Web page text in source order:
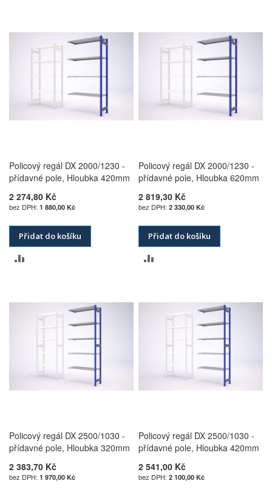
POROVNÁNÍ
POROVNÁNÍ
Policový regál DX 2000/1230 -
přídavné pole, Hloubka 420mm
2 274,80 Kč
1 880,00 Kč
Přidat do košíku
POROVNÁNÍ
Policový regál DX 2000/1230 -
přídavné pole, Hloubka 620mm
2 819,30 Kč
2 330,00 Kč
Přidat do košíku
POROVNÁNÍ
Policový regál DX 2500/1030 -
přídavné pole, Hloubka 320mm
2 383,70 Kč
1 970,00 Kč
Policový regál DX 2500/1030 -
přídavné pole, Hloubka 420mm
2 541,00 Kč
2 100,00 Kč